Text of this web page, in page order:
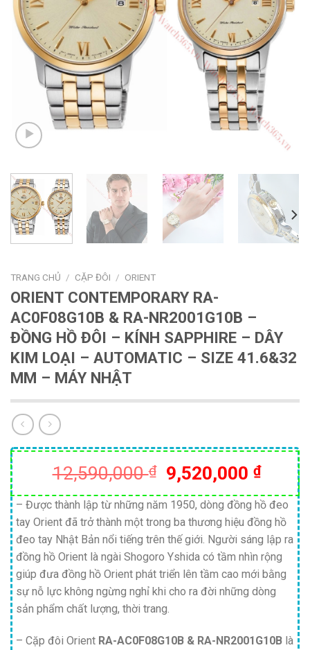
TRANG CHỦ / CẶP ĐÔI / ORIENT
ORIENT CONTEMPORARY RA-
AC0F08G10B & RA-NR2001G10B –
ĐỒNG HỒ ĐÔI – KÍNH SAPPHIRE – DÂY
KIM LOẠI – AUTOMATIC – SIZE 41.6&32
MM – MÁY NHẬT
12,590,000₫
Giá
gốc
là:
12,590,000 ₫.
9,520,000₫Giá
hiện
tại
là:
– Được thành lập từ những năm 1950, dòng đồng hồ đeo
tay Orient đã trở thành một trong ba thương hiệu đồng hồ
đeo tay Nhật Bản nổi tiếng trên thế giới. Người sáng lập ra
đồng hồ Orient là ngài Shogoro Yshida có tầm nhìn rộng
giúp đưa đồng hồ Orient phát triển lên tầm cao mới bằng
sự nỗ lực không ngừng nghỉ khi cho ra đời những dòng
sản phẩm chất lượng, thời trang.
– Cặp đôi Orient RA-AC0F08G10B & RA-NR2001G10B là